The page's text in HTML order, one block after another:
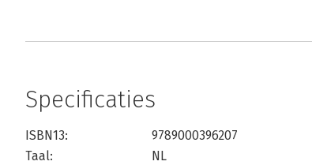
Specificaties
ISBN13:
9789000396207
Taal:
NL